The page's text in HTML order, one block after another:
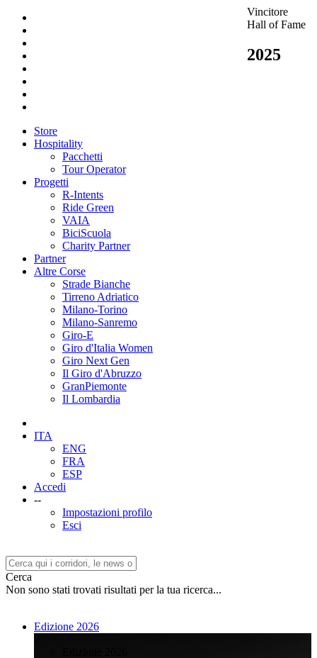
Store
Hospitality
Pacchetti
Tour Operator
Progetti
R-Intents
Ride Green
VAIA
BiciScuola
Charity Partner
Partner
Altre Corse
Strade Bianche
Tirreno Adriatico
Milano-Torino
Milano-Sanremo
Giro-E
Giro d'Italia Women
Giro Next Gen
Il Giro d'Abruzzo
GranPiemonte
Il Lombardia
ITA
ENG
FRA
ESP
Accedi
--
Impostazioni profilo
Esci
Cerca
Non sono stati trovati risultati per la tua ricerca...
Edizione 2026
Vincitore
Hall of Fame
2025